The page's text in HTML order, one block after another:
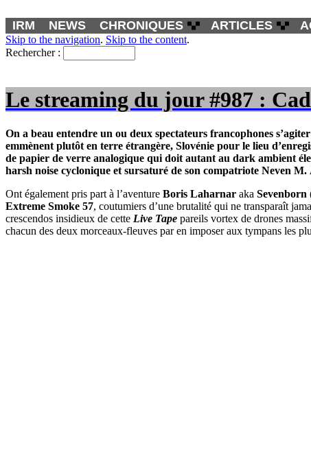
IRM NEWS CHRONIQUES ARTICLES
Skip to the navigation. Skip to the content.
Rechercher :
Le streaming du jour #987 :
On a beau entendre un ou deux spectateurs francophones
emmènent plutôt en terre étrangère, Slovénie pour le lieu
de papier de verre analogique qui doit autant au dark ambient
harsh noise cyclonique et sursaturé de son compatriote Neven M.
Ont également pris part à l’aventure Boris Laharnar aka Sevenborn
Extreme Smoke 57, coutumiers d’une brutalité qui ne transparaît
crescendos insidieux de cette Live Tape pareils vortex de drones
chacun des deux morceaux-fleuves par en imposer aux tympans les